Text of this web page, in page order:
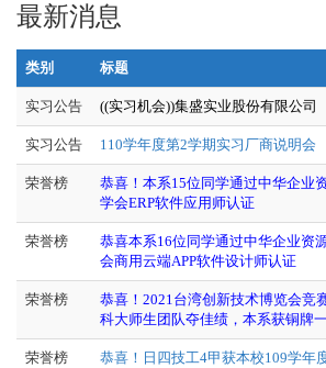
最新消息
类别 标题
实习公告 ((实习机会))集盛实业股份有限公司
实习公告 110学年度第2学期实习厂商说明会
荣誉榜
恭喜！本系15位同学通过中华企业
学会ERP软件应用师认证
荣誉榜
恭喜本系16位同学通过中华企业资
会商用云端APP软件设计师认证
荣誉榜
恭喜！2021台湾创新技术博览会竞
科大师生团队夺佳绩，本系获铜牌
荣誉榜
恭喜！日四技工4甲获本校109学年